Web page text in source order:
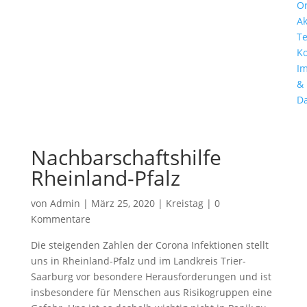
&
Nachbarschaftshilfe
Rheinland-Pfalz
von Admin | März 25, 2020| Kreistag| 0
Kommentare
Die steigenden Zahlen der Corona Infektionen stellt
uns in Rheinland-Pfalz und im Landkreis Trier-
Saarburg vor besondere Herausforderungen und ist
insbesondere für Menschen aus Risikogruppen eine